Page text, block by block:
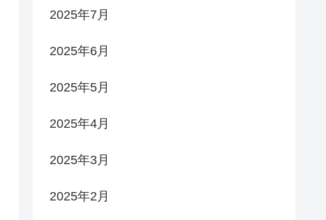
2025年7月
2025年6月
2025年5月
2025年4月
2025年3月
2025年2月